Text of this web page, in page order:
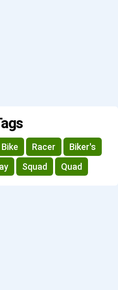
Bike Racer
Biker's
Squad Quad